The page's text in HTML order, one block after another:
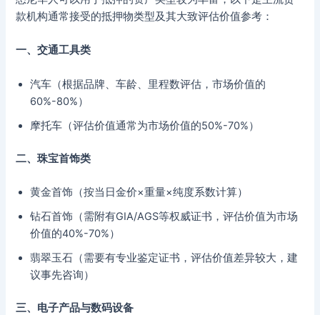
款机构通常接受的抵押物类型及其大致评估价值参考：
一、交通工具类
汽车（根据品牌、车龄、里程数评估，市场价值的
60%-80%）
摩托车（评估价值通常为市场价值的50%-70%）
二、珠宝首饰类
黄金首饰（按当日金价×重量×纯度系数计算）
钻石首饰（需附有GIA/AGS等权威证书，评估价值为市场
价值的40%-70%）
翡翠玉石（需要有专业鉴定证书，评估价值差异较大，建
议事先咨询）
三、电子产品与数码设备